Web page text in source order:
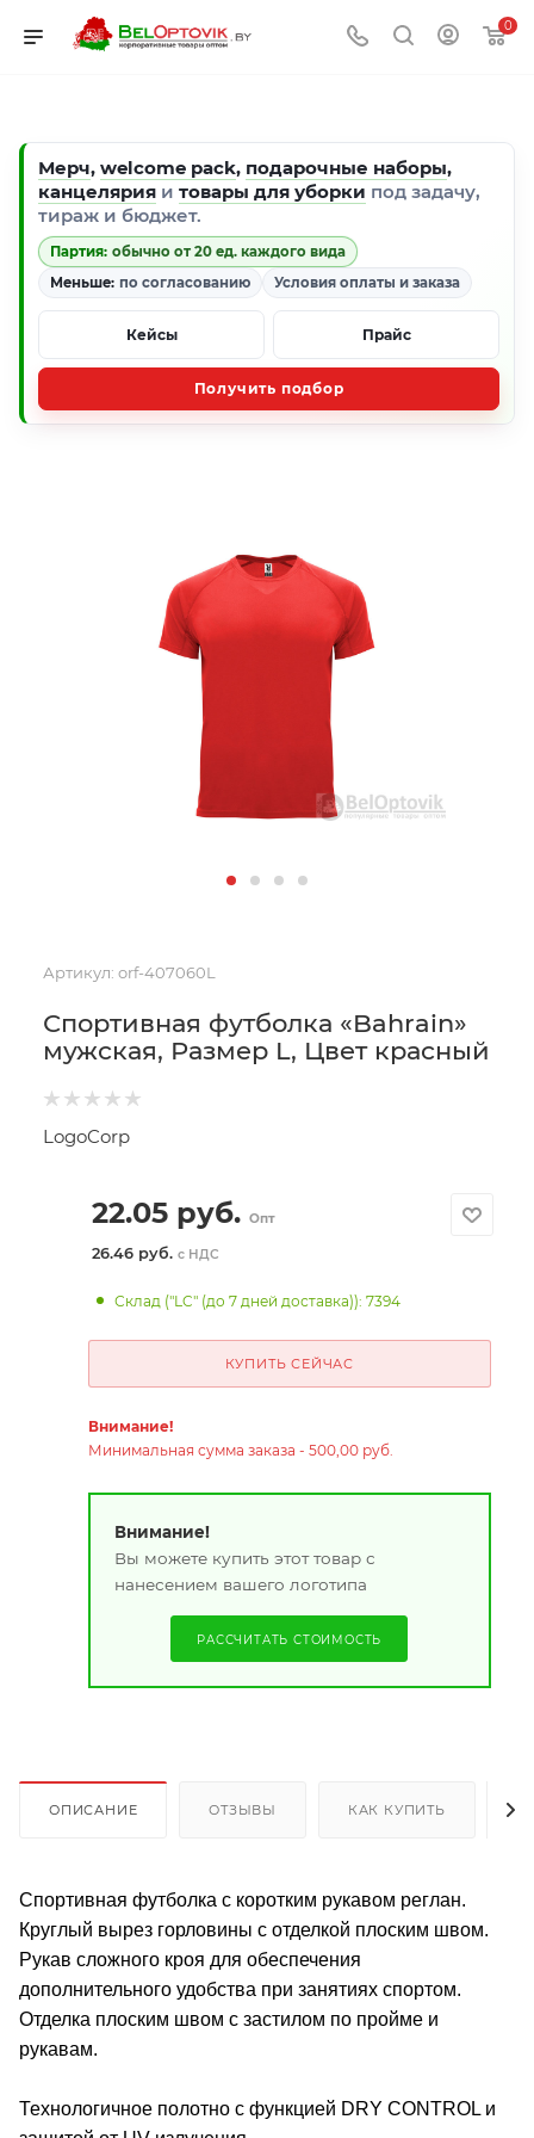
0
Мерч, welcome pack, подарочные наборы,
канцелярия и товары для уборки под задачу,
тираж и бюджет.
Партия: обычно от 20 ед. каждого вида
Меньше: по согласованию Условия оплаты и заказа
Кейсы Прайс
Получить подбор
Артикул: orf-407060L
Спортивная футболка «Bahrain»
мужская, Размер L, Цвет красный
LogoCorp
22.05руб. Опт
26.46 руб. с НДС
Склад ("LC" (до 7 дней доставка)): 7394
КУПИТЬ СЕЙЧАС
Внимание!
Минимальная сумма заказа - 500,00 руб.
Внимание!
Вы можете купить этот товар с
нанесением вашего логотипа
РАССЧИТАТЬ СТОИМОСТЬ
ОПИСАНИЕ ОТЗЫВЫ КАК КУПИТЬ
Спортивная футболка с коротким рукавом реглан.
Круглый вырез горловины с отделкой плоским швом.
Рукав сложного кроя для обеспечения
дополнительного удобства при занятиях спортом.
Отделка плоским швом с застилом по пройме и
рукавам.
Технологичное полотно с функцией DRY CONTROL и